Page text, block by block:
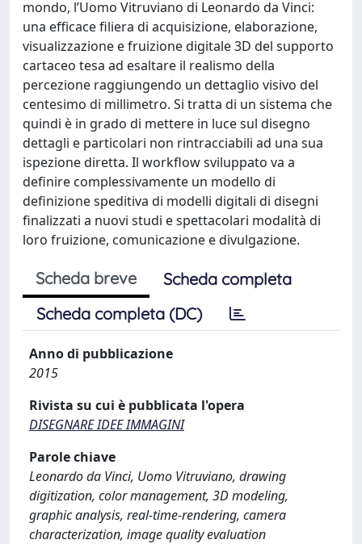
mondo, l’Uomo Vitruviano di Leonardo da Vinci:
una efficace filiera di acquisizione, elaborazione,
visualizzazione e fruizione digitale 3D del supporto
cartaceo tesa ad esaltare il realismo della
percezione raggiungendo un dettaglio visivo del
centesimo di millimetro. Si tratta di un sistema che
quindi è in grado di mettere in luce sul disegno
dettagli e particolari non rintracciabili ad una sua
ispezione diretta. Il workflow sviluppato va a
definire complessivamente un modello di
definizione speditiva di modelli digitali di disegni
finalizzati a nuovi studi e spettacolari modalità di
loro fruizione, comunicazione e divulgazione.
Scheda breve
Scheda completa
Scheda completa (DC)
Anno di pubblicazione
2015
Rivista su cui è pubblicata l'opera
DISEGNARE IDEE IMMAGINI
Parole chiave
Leonardo da Vinci, Uomo Vitruviano, drawing
digitization, color management, 3D modeling,
graphic analysis, real-time-rendering, camera
characterization, image quality evaluation